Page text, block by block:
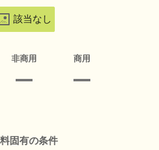
該当なし
非商用 商用
固有の条件